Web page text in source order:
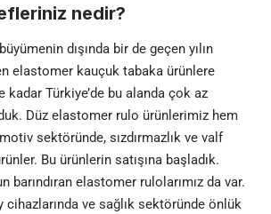
nedir?
dışında bir de geçen yılın
elastomer kauçuk tabaka ürünlere
kadar Türkiye’de bu alanda çok az
Düz elastomer rulo ürünlerimiz hem
sektöründe, sızdırmazlık ve valf
Bu ürünlerin satışına başladık.
barındıran elastomer rulolarımız da var.
cihazlarında ve sağlık sektöründe önlük